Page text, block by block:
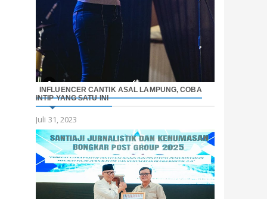
INFLUENCER CANTIK ASAL LAMPUNG, COBA
INTIP YANG SATU INI
Juli 31, 2023